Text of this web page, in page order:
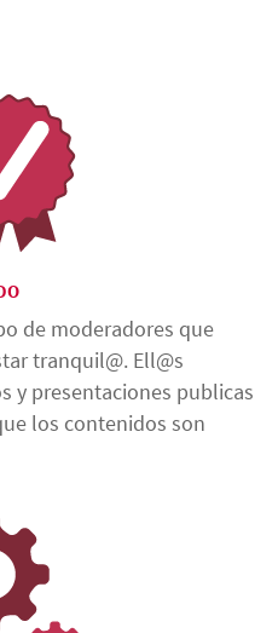
de moderadores que
tranquil@. Ell@s
y presentaciones publicas
los contenidos son